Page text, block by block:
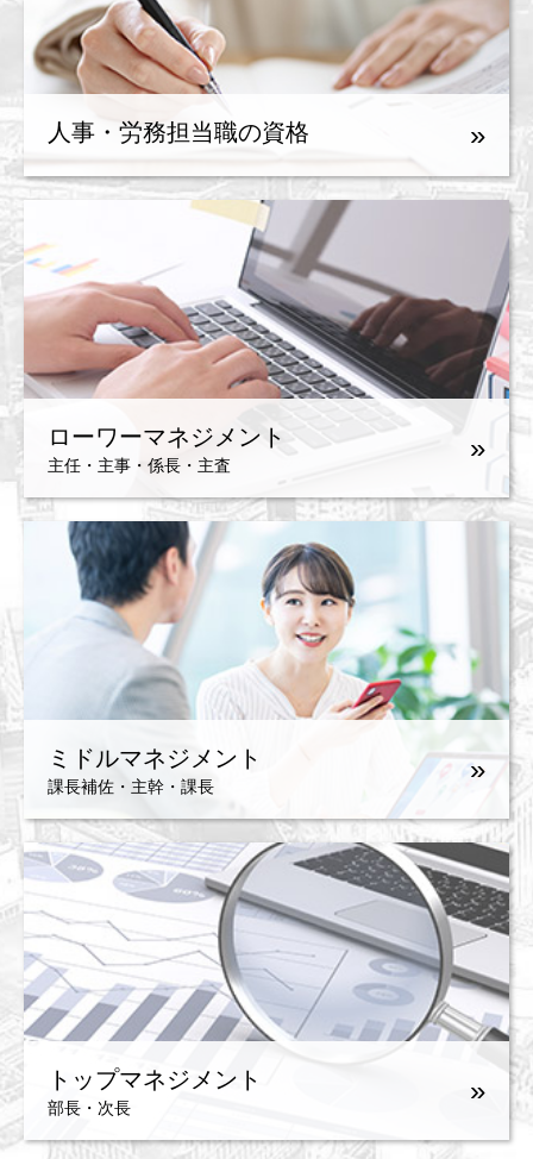
人事・労務担当職の資格 »
ローワーマネジメント
主任・主事・係長・主査
»
ミドルマネジメント
課長補佐・主幹・課長
»
トップマネジメント
部長・次長
»